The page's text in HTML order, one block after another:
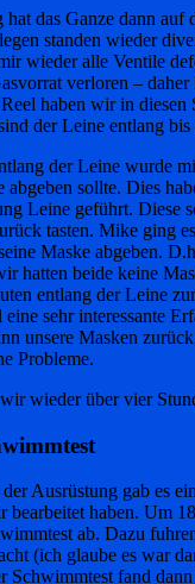
das Ganze dann auf
standen wieder
wieder alle Ventile
verloren –
haben wir in diesen
der Leine entlang
der Leine wurde
abgeben sollte. Dies
Leine geführt. Diese
tasten. Mike ging
Maske abgeben.
hatten beide keine
entlang der Leine
eine sehr interessante
unsere Masken
Probleme.
wieder über vier
Ausrüstung gab es
bearbeitet haben. Um
ab. Dazu
(ich glaube es war
Schwimmtest fand